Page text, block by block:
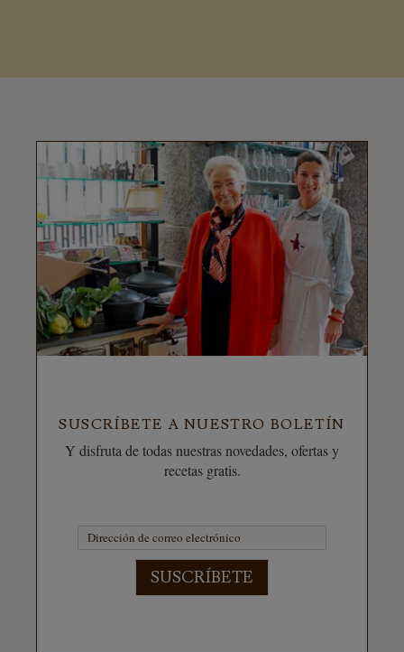
SUSCRÍBETE A NUESTRO BOLETÍN
Y disfruta de todas nuestras novedades, ofertas y
recetas gratis.
SUSCRÍBETE